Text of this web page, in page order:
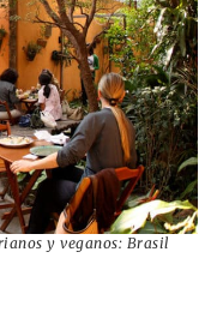
y veganos: Brasil